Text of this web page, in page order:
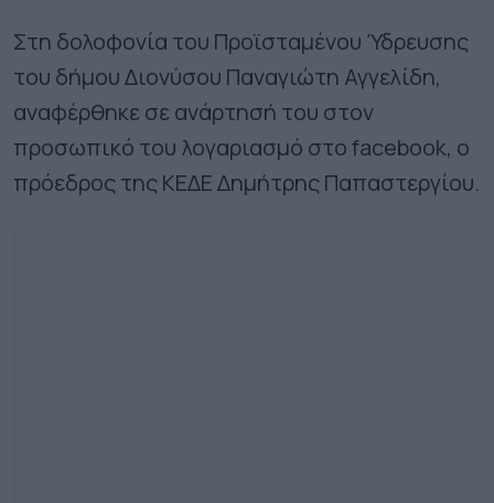
Στη δολοφονία του Προϊσταμένου Ύδρευσης
του δήμου Διονύσου Παναγιώτη Αγγελίδη,
αναφέρθηκε σε ανάρτησή του στον
προσωπικό του λογαριασμό στο facebook, ο
πρόεδρος της ΚΕΔΕ Δημήτρης Παπαστεργίου.